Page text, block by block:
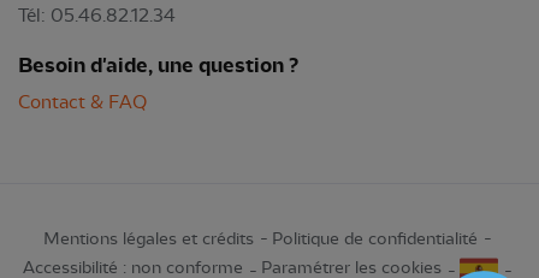
Tél: 05.46.82.12.34
Besoin d'aide, une question ?
Contact & FAQ
Mentions légales et crédits
Politique de confidentialité
Accessibilité : non conforme
Paramétrer les cookies